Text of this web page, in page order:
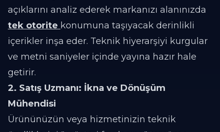
açıklarını analiz ederek markanızı alanınızda
tek otorite konumuna taşıyacak derinlikli
içerikler inşa eder. Teknik hiyerarşiyi kurgular
ve metni saniyeler içinde yayına hazır hale
getirir.
2. Satış Uzmanı: İkna ve Dönüşüm
Mühendisi
Ürününüzün veya hizmetinizin teknik